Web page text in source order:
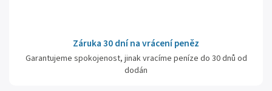
Záruka 30 dní na vrácení peněz
Garantujeme spokojenost, jinak vracíme peníze do 30 dnů od
dodán